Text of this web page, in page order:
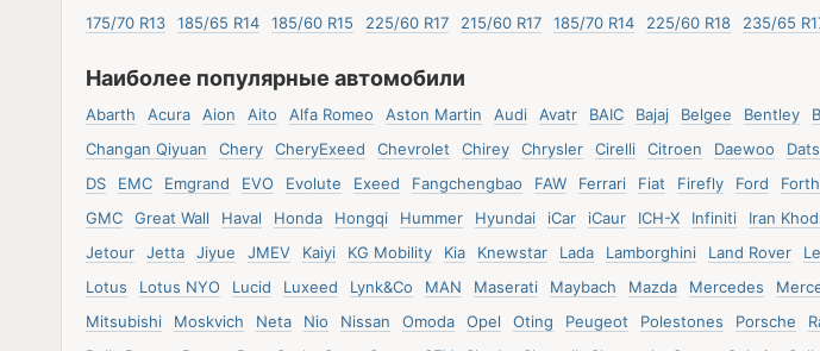
175/70 R13
185/65 R14 185/60 R15 225/60 R17 215/60 R17 185/70 R14 225/60 R18 235/65
Наиболее популярные автомобили
Abarth Acura Aion Aito Alfa Romeo Aston Martin Audi Avatr BAIC Bajaj Belgee Bentley
Changan Qiyuan
Chery CheryExeed Chevrolet Chirey Chrysler Cirelli Citroen Daewoo
DS
EMC Emgrand EVO Evolute Exeed Fangchengbao FAW Ferrari Fiat Firefly Ford
GMC
Great Wall Haval Honda Hongqi Hummer Hyundai iCar iCaur ICH-X Infiniti Iran
Jetour
Jetta Jiyue JMEV Kaiyi KG Mobility Kia Knewstar Lada Lamborghini Land Rover
Lotus
Lotus NYO Lucid Luxeed Lynk&Co MAN Maserati Maybach Mazda Mercedes
Mitsubishi
Moskvich Neta Nio Nissan Omoda Opel Oting Peugeot Polestones Porsche